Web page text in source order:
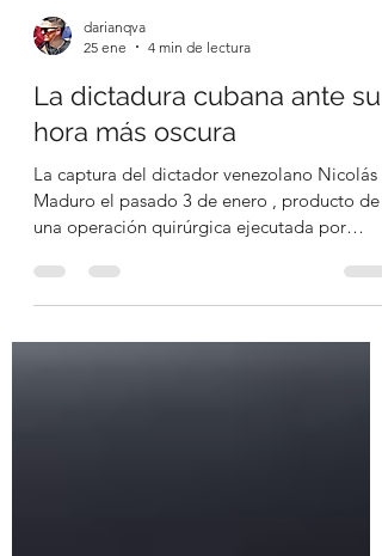
darianqva
25 ene
4 min de lectura
La dictadura cubana ante su
hora más oscura
La captura del dictador venezolano Nicolás
Maduro el pasado 3 de enero , producto de
una operación quirúrgica ejecutada por
terremoto político que no se detiene en
Caracas. En La Habana, el régimen tiembla .